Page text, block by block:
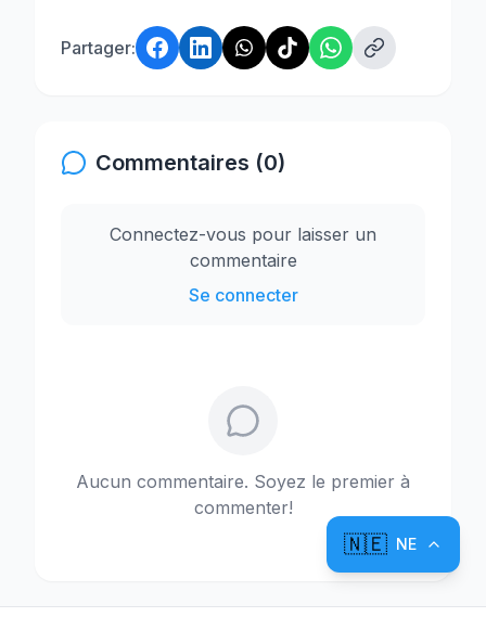
Partager:
Commentaires (0)
Connectez-vous pour laisser un
commentaire
Se connecter
Aucun commentaire. Soyez le premier à
commenter!
🇳🇪 NE